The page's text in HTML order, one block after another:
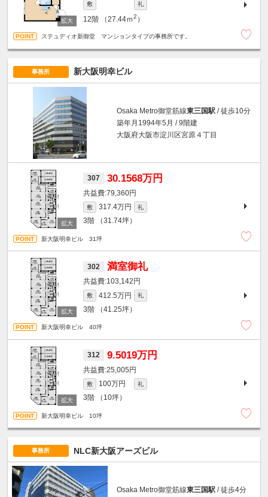
敷 礼
12階 （27.44ｍ2 ）
ステュディオ新御堂 マンションタイプの事務所です。
事務所 新大阪明幸ビル
Osaka Metro御堂筋線東三国駅 / 徒歩10分
築年月1994年5月 / 9階建
大阪府大阪市淀川区宮原４丁目
307 30.1568万円
79,360円
敷 317.4万円 礼
3階 （31.74坪）
新大阪明幸ビル 31坪
302 満室御礼
103,142円
敷 412.5万円 礼
3階 （41.25坪）
新大阪明幸ビル 40坪
312 9.5019万円
25,005円
敷 100万円 礼
3階 （10坪）
新大阪明幸ビル 10坪
事務所 NLC新大阪アーズビル
Osaka Metro御堂筋線東三国駅 / 徒歩4分